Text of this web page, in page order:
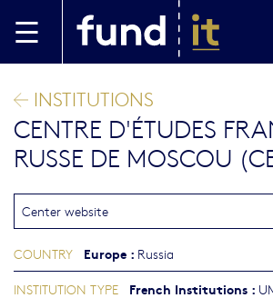
INSTITUTIONS
CENTRE D'ÉTUDES
RUSSE DE MOSCOU
Center website
COUNTRY Europe : Russia
INSTITUTION TYPE
French Institutions :